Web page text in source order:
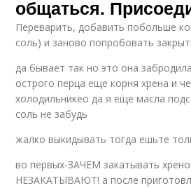
общаться.
Переварить, добавить побольше
соль) и заново попробовать
да бывает так но это она
острого перца еще корня хрена и
холодильникео да я еще масла
соль не забудь
жалко выкидывать тогда ешьте
во первых-ЗАЧЕМ закатывать
НЕЗАКАТЫВАЮТ! а после